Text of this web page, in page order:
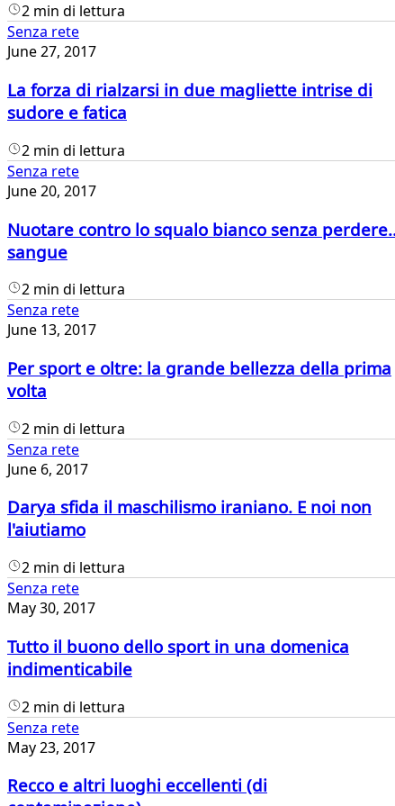
2 min di lettura
Senza rete
June 27, 2017
La forza di rialzarsi in due magliette intrise di
sudore e fatica
2 min di lettura
Senza rete
June 20, 2017
Nuotare contro lo squalo bianco senza
sangue
2 min di lettura
Senza rete
June 13, 2017
Per sport e oltre: la grande bellezza della prima
volta
2 min di lettura
Senza rete
June 6, 2017
Darya sfida il maschilismo iraniano. E noi non
l'aiutiamo
2 min di lettura
Senza rete
May 30, 2017
Tutto il buono dello sport in una domenica
indimenticabile
2 min di lettura
Senza rete
May 23, 2017
Recco e altri luoghi eccellenti (di